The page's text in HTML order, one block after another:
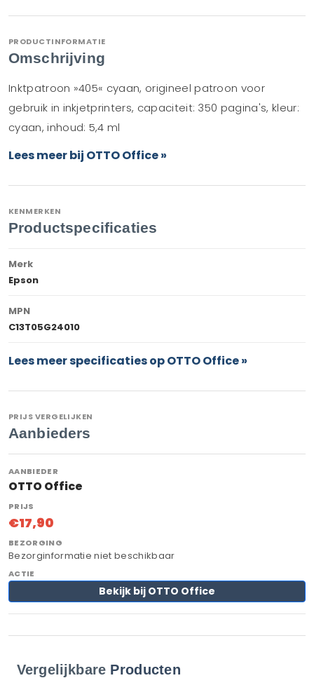
PRODUCTINFORMATIE
Omschrijving
Inktpatroon »405« cyaan, origineel patroon voor
gebruik in inkjetprinters, capaciteit: 350 pagina's, kleur:
cyaan, inhoud: 5,4 ml
Lees meer bij OTTO Office »
KENMERKEN
Productspecificaties
Merk
Epson
MPN
C13T05G24010
Lees meer specificaties op OTTO Office »
PRIJS VERGELIJKEN
Aanbieders
OTTO Office
€17,90
Bezorginformatie niet beschikbaar
Bekijk bij OTTO Office
Vergelijkbare Producten